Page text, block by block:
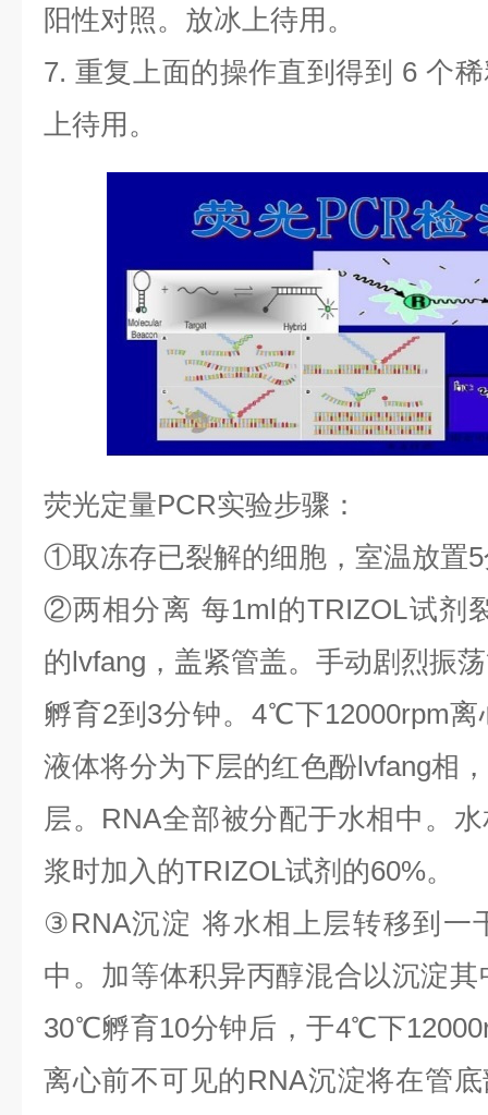
阳性对照。放冰上待用。
7. 重复上面的操作直到得到 6 个
上待用。
荧光定量PCR实验步骤：
①取冻存已裂解的细胞，室温放置5
②两相分离 每1ml的TRIZOL试剂
的lvfang ，盖紧管盖。手动剧烈振
孵育2到 3分钟。 4℃下12000rpm离
液体将分为下层的红色酚lvfang相
层。 RNA全部被分配于水相中。
浆时加入的TRIZOL试剂的60%。
③RNA沉淀 将水相上层转移到一
中。加等体积异丙醇混合以沉淀其
30℃孵育10分钟后，于4℃下
离心前不可见的RNA沉淀将在管